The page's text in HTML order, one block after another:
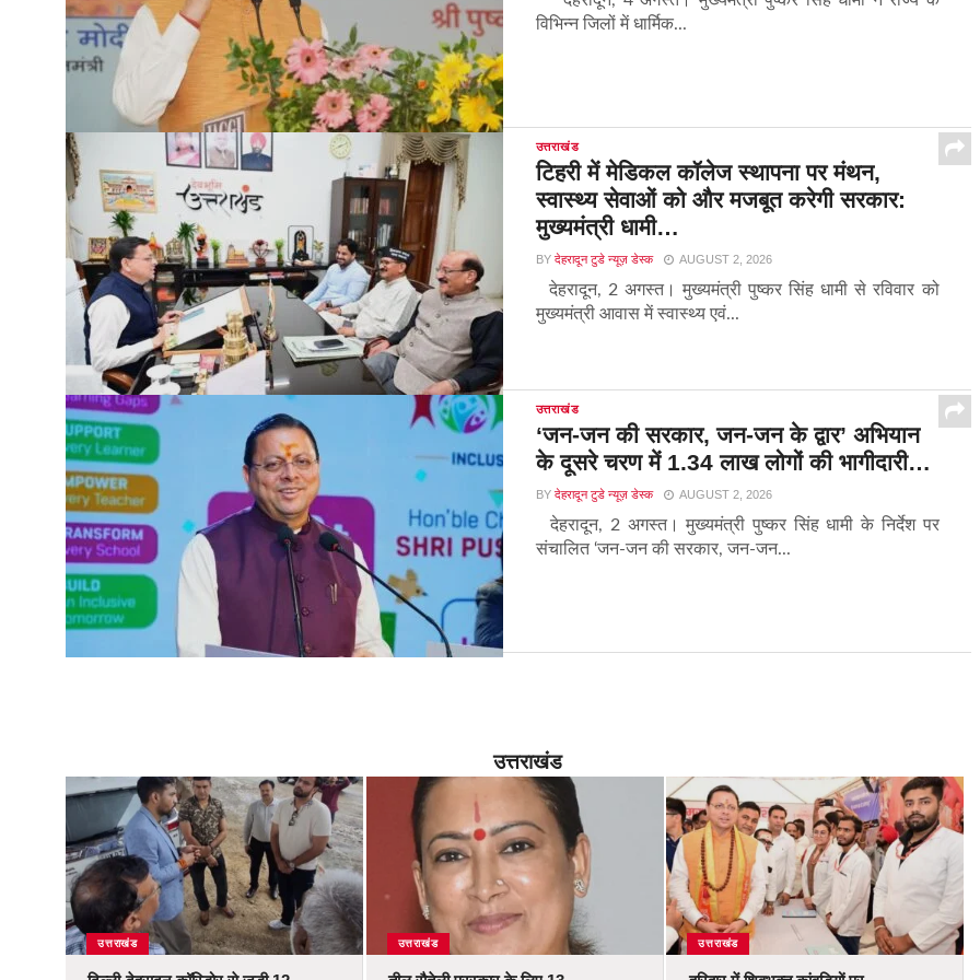
विभिन्न जिलों में धार्मिक...
उत्तराखंड
टिहरी में मेडिकल कॉलेज स्थापना पर मंथन,
स्वास्थ्य सेवाओं को और मजबूत करेगी सरकार:
मुख्यमंत्री धामी…
BY देहरादून टुडे न्यूज़ डेस्क AUGUST 2, 2026
देहरादून, 2 अगस्त। मुख्यमंत्री पुष्कर सिंह धामी से रविवार को
मुख्यमंत्री आवास में स्वास्थ्य एवं...
उत्तराखंड
‘जन-जन की सरकार, जन-जन के द्वार’ अभियान
के दूसरे चरण में 1.34 लाख लोगों की भागीदारी…
BY देहरादून टुडे न्यूज़ डेस्क AUGUST 2, 2026
देहरादून, 2 अगस्त। मुख्यमंत्री पुष्कर सिंह धामी के निर्देश पर
संचालित ‘जन-जन की सरकार, जन-जन...
उत्तराखंड
उत्तराखंड उत्तराखंड उत्तराखंड